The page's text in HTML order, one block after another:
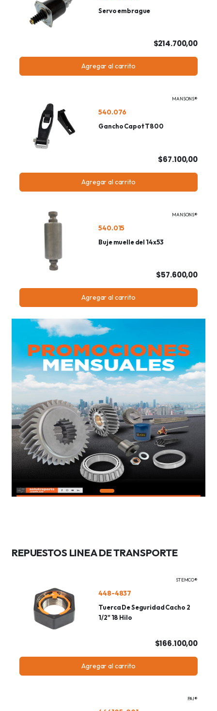
Servo embrague
$214.700,00
Agregar al carrito
MANSONS®
540.076
Gancho Capot T800
$67.100,00
Agregar al carrito
MANSONS®
540.015
Buje muelle del 14x53
$57.600,00
Agregar al carrito
REPUESTOS LINEA DE TRANSPORTE
STEMCO®
448-4837
Tuerca De Seguridad Cacho 2
1/2" 18 Hilo
$166.100,00
Agregar al carrito
PAI®